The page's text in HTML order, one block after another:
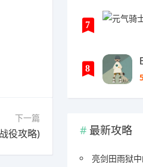
下一篇
役攻略)
7
8
最新攻略
亮剑田雨狱